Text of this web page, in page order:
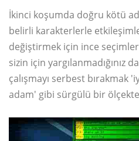
İkinci koşumda doğru kötü
belirli karakterlerle
değiştirmek için ince
sizin için yargılanmadığınız
çalışmayı serbest bırakmak
adam' gibi sürgülü bir